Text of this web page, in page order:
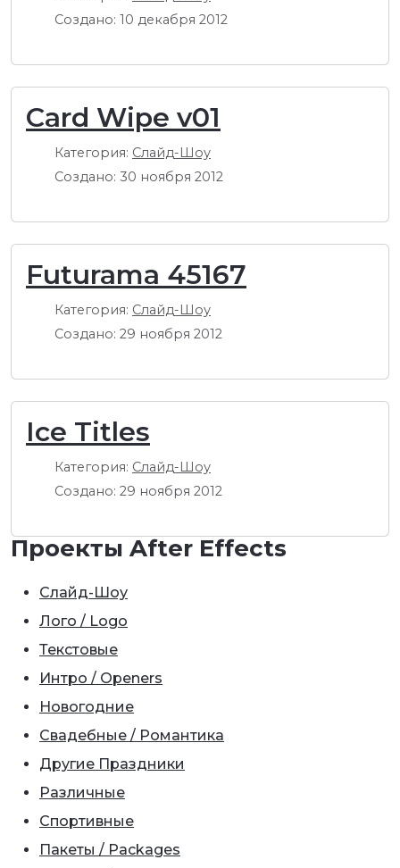
Создано: 10 декабря 2012
Card Wipe v01
Категория: Слайд-Шоу
Создано: 30 ноября 2012
Futurama 45167
Категория: Слайд-Шоу
Создано: 29 ноября 2012
Ice Titles
Категория: Слайд-Шоу
Создано: 29 ноября 2012
Проекты After Effects
Слайд-Шоу
Лого / Logo
Текстовые
Интро / Openers
Новогодние
Свадебные / Романтика
Другие Праздники
Различные
Спортивные
Пакеты / Packages